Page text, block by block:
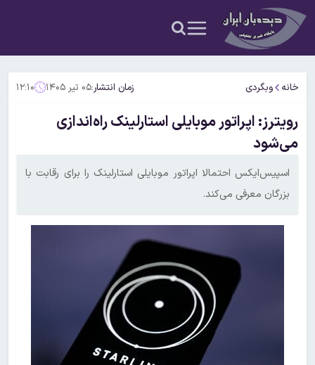
خانه وبگردی زمان انتشار:۰۵ تیر ۱۴۰۵ ۱۲:۱۰
رویترز: اپراتور موبایلی استارلینک راه‌اندازی
می‌شود
اسپیس‌ایکس احتمالا اپراتور موبایلی استارلینک را برای رقابت با
بزرگان معرفی می‌کند.